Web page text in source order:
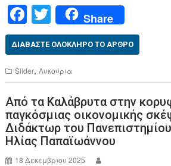
F
a
c
e
b
o
o
k
T
wi
tt
er
Share
ΔΙΑΒΆΣΤΕ ΟΛΌΚΛΗΡΟ ΤΟ ΆΡΘΡΟ
Slider,Λυκούρια
Από τα Καλάβρυτα στην
παγκόσμιας οικονομικής
Διδάκτωρ του
Ηλίας Παπαϊωάννου
18 Δεκεμβρίου 2025